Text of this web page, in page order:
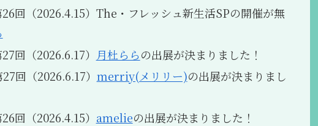
26回（2026.4.15）The・フレッシュ新生活SPの開催が無
27回（2026.6.17） 月杜ららの出展が決まりました！
27回（2026.6.17） merriy(メリリー)の出展が決まりまし
26回（2026.4.15） amelieの出展が決まりました！